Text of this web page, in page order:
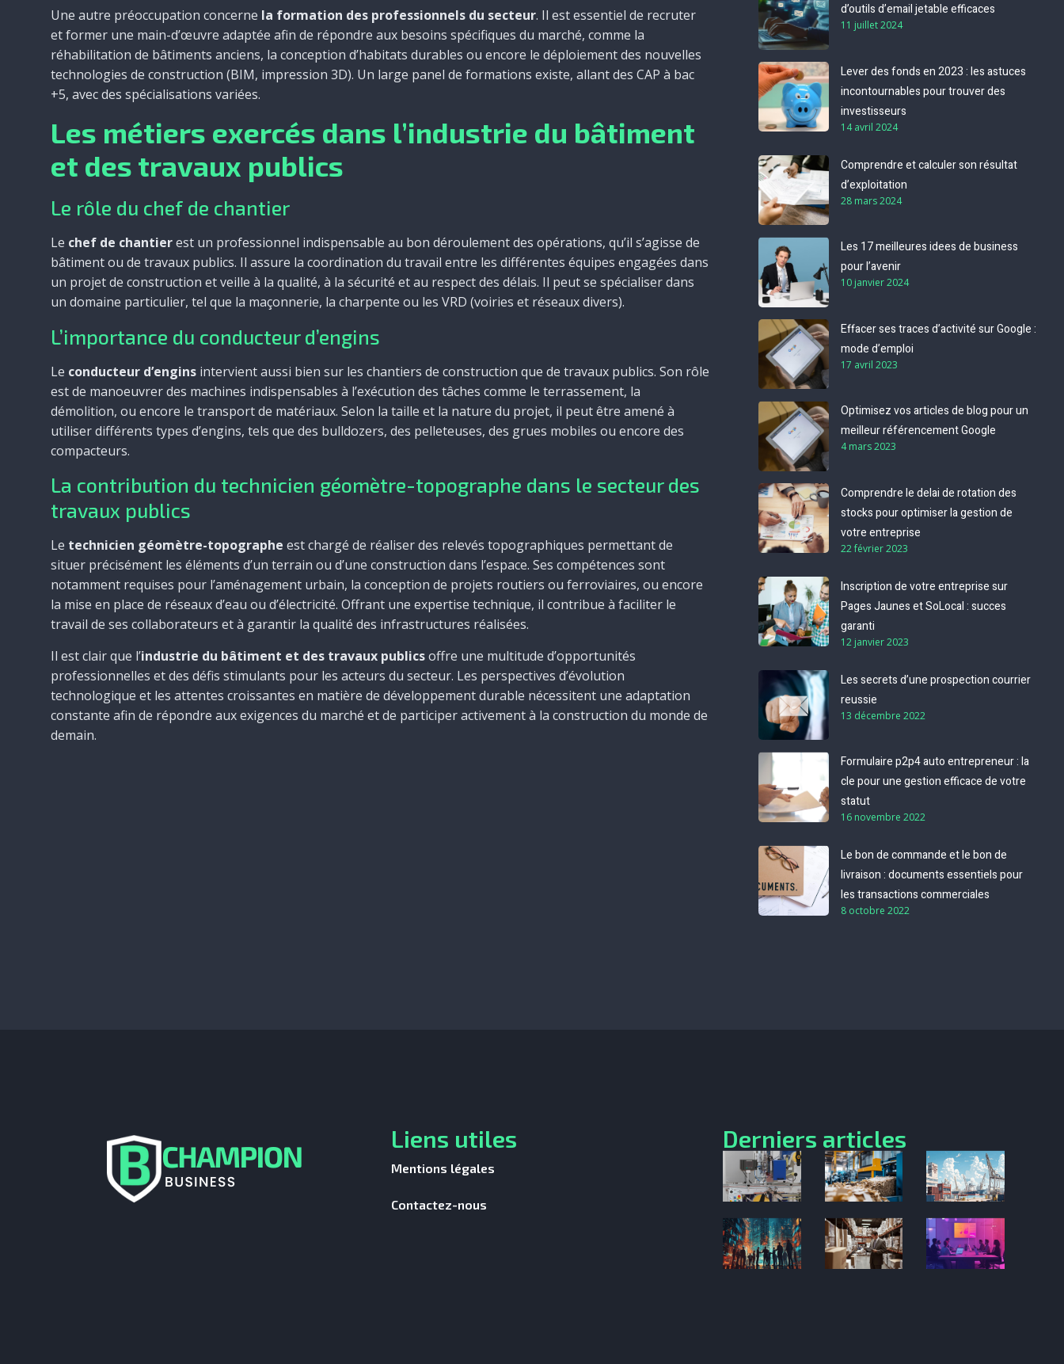
Une autre préoccupation concerne la formation des professionnels du secteur. Il est essentiel de recruter
et former une main-d’œuvre adaptée afin de répondre aux besoins spécifiques du marché, comme la
réhabilitation de bâtiments anciens, la conception d’habitats durables ou encore le déploiement des nouvelles
technologies de construction (BIM, impression 3D). Un large panel de formations existe, allant des CAP à bac
+5, avec des spécialisations variées.
Les métiers exercés dans l’industrie du bâtiment
et des travaux publics
Le rôle du chef de chantier
Le chef de chantierest un professionnel indispensable au bon déroulement des opérations, qu’il s’agisse de
bâtiment ou de travaux publics. Il assure la coordination du travail entre les différentes équipes engagées dans
un projet de construction et veille à la qualité, à la sécurité et au respect des délais. Il peut se spécialiser dans
un domaine particulier, tel que la maçonnerie, la charpente ou les VRD (voiries et réseaux divers).
L’importance du conducteur d’engins
Le conducteur d’engins intervient aussi bien sur les chantiers de construction que de travaux publics. Son rôle
est de manoeuvrer des machines indispensables à l’exécution des tâches comme le terrassement, la
démolition, ou encore le transport de matériaux. Selon la taille et la nature du projet, il peut être amené à
utiliser différents types d’engins, tels que des bulldozers, des pelleteuses, des grues mobiles ou encore des
compacteurs.
La contribution du technicien géomètre-topographe dans le secteur des
travaux publics
Le technicien géomètre-topographe est chargé de réaliser des relevés topographiques permettant de
situer précisément les éléments d’un terrain ou d’une construction dans l’espace. Ses compétences sont
notamment requises pour l’aménagement urbain, la conception de projets routiers ou ferroviaires, ou encore
la mise en place de réseaux d’eau ou d’électricité. Offrant une expertise technique, il contribue à faciliter le
travail de ses collaborateurs et à garantir la qualité des infrastructures réalisées.
Il est clair que l’industrie du bâtiment et des travaux publicsoffre une multitude d’opportunités
professionnelles et des défis stimulants pour les acteurs du secteur. Les perspectives d’évolution
technologique et les attentes croissantes en matière de développement durable nécessitent une adaptation
constante afin de répondre aux exigences du marché et de participer activement à la construction du monde de
demain.
d’outils d’email jetable efficaces
11 juillet 2024
Lever des fonds en 2023 : les astuces
incontournables pour trouver des
investisseurs
14 avril 2024
Comprendre et calculer son résultat
d’exploitation
28 mars 2024
Les 17 meilleures idees de business
pour l’avenir
10 janvier 2024
Effacer ses traces d’activité sur Google :
mode d’emploi
17 avril 2023
Optimisez vos articles de blog pour un
meilleur référencement Google
4 mars 2023
Comprendre le delai de rotation des
stocks pour optimiser la gestion de
votre entreprise
22 février 2023
Inscription de votre entreprise sur
Pages Jaunes et SoLocal : succes
garanti
12 janvier 2023
Les secrets d’une prospection courrier
reussie
13 décembre 2022
Formulaire p2p4 auto entrepreneur : la
cle pour une gestion efficace de votre
statut
16 novembre 2022
Le bon de commande et le bon de
livraison : documents essentiels pour
les transactions commerciales
8 octobre 2022
Liens utiles
Mentions légales
Contactez-nous
Derniers articles